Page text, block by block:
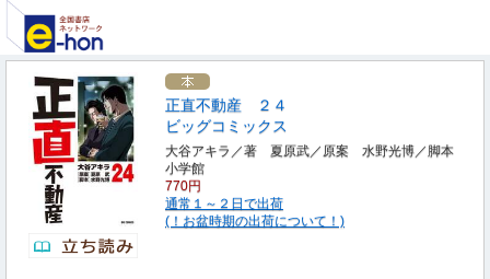
正直不動産 ２４
ビッグコミックス
大谷アキラ／著 夏原武／原案 水野光博／脚本
小学館
770円
通常１～２日で出荷
(！お盆時期の出荷について！)